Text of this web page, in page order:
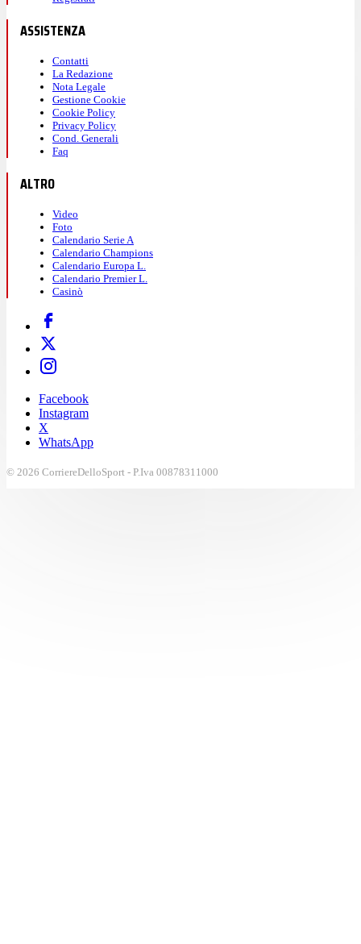
ASSISTENZA
Contatti
La Redazione
Nota Legale
Gestione Cookie
Cookie Policy
Privacy Policy
Cond. Generali
Faq
ALTRO
Video
Foto
Calendario Serie A
Calendario Champions
Calendario Europa L.
Calendario Premier L.
Casinò
Facebook
Instagram
X
WhatsApp
© 2026 CorriereDelloSport - P.Iva 00878311000